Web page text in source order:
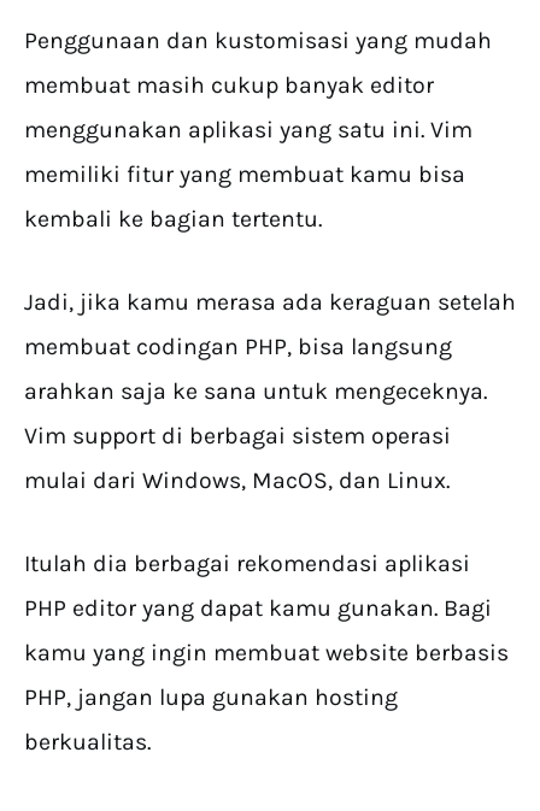
Penggunaan dan kustomisasi yang mudah
membuat masih cukup banyak editor
menggunakan aplikasi yang satu ini. Vim
memiliki fitur yang membuat kamu bisa
kembali ke bagian tertentu.
Jadi, jika kamu merasa ada keraguan setelah
membuat codingan PHP, bisa langsung
arahkan saja ke sana untuk mengeceknya.
Vim support di berbagai sistem operasi
mulai dari Windows, MacOS, dan Linux.
Itulah dia berbagai rekomendasi aplikasi
PHP editor yang dapat kamu gunakan. Bagi
kamu yang ingin membuat website berbasis
PHP, jangan lupa gunakan hosting
berkualitas.